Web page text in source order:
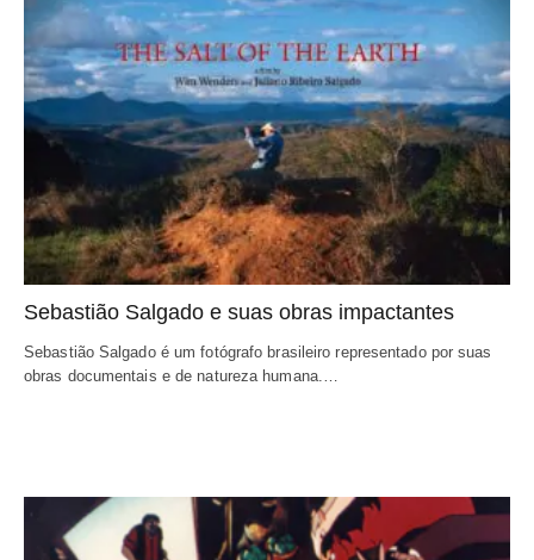
Sebastião Salgado e suas obras impactantes
Sebastião Salgado é um fotógrafo brasileiro representado por suas
obras documentais e de natureza humana.…